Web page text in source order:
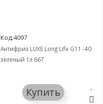
Код:4097
Антифриз LUXE Long Life G11 -40
зеленый 1л 667
Купить